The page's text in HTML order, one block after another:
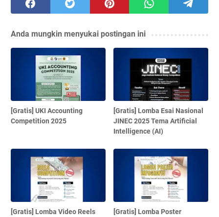
Anda mungkin menyukai postingan ini
[Gratis] UKI Accounting
Competition 2025
[Gratis] Lomba Esai Nasional
JINEC 2025 Tema Artificial
Intelligence (AI)
[Gratis] Lomba Video Reels
[Gratis] Lomba Poster